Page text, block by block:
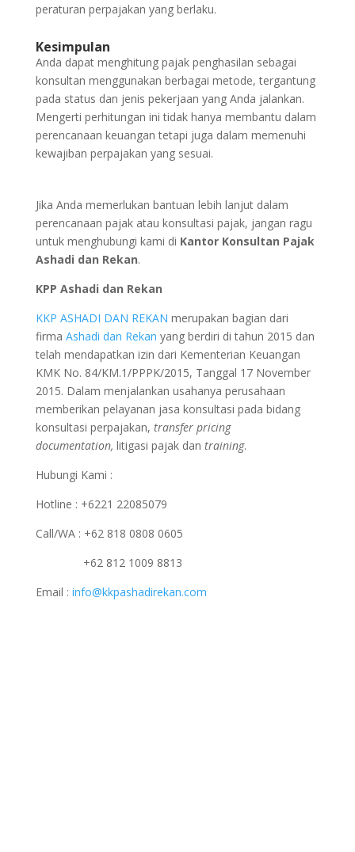
peraturan perpajakan yang berlaku.
Kesimpulan
Anda dapat menghitung pajak penghasilan sebagai
konsultan menggunakan berbagai metode, tergantung
pada status dan jenis pekerjaan yang Anda jalankan.
Mengerti perhitungan ini tidak hanya membantu dalam
perencanaan keuangan tetapi juga dalam memenuhi
kewajiban perpajakan yang sesuai.
Jika Anda memerlukan bantuan lebih lanjut dalam
perencanaan pajak atau konsultasi pajak, jangan ragu
untuk menghubungi kami di Kantor Konsultan Pajak
Ashadi dan Rekan.
KPP Ashadi dan Rekan
KKP ASHADI DAN REKAN merupakan bagian dari
firma Ashadi dan Rekan yang berdiri di tahun 2015 dan
telah mendapatkan izin dari Kementerian Keuangan
KMK No. 84/KM.1/PPPK/2015, Tanggal 17 November
2015. Dalam menjalankan usahanya perusahaan
memberikan pelayanan jasa konsultasi pada bidang
konsultasi perpajakan, transfer pricing
documentation, litigasi pajak dan training.
Hubungi Kami :
Hotline : +6221 22085079
Call/WA : +62 818 0808 0605
+62 812 1009 8813
Email : info@kkpashadirekan.com